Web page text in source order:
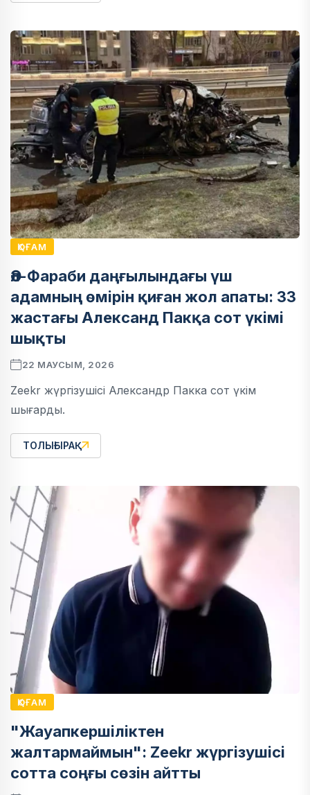
ҚОҒАМ
Әл-Фараби даңғылындағы үш
адамның өмірін қиған жол апаты: 33
жастағы Александ Пакқа сот үкімі
шықты
22 МАУСЫМ, 2026
Zeekr жүргізушісі Александр Пакка сот үкім
шығарды.
ТОЛЫҒЫРАҚ
ҚОҒАМ
"Жауапкершіліктен
жалтармаймын": Zeekr жүргізушісі
сотта соңғы сөзін айтты